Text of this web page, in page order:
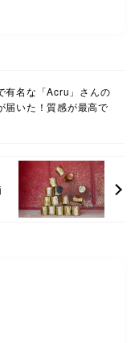
有名な「Acru」さんの
届いた！質感が最高で